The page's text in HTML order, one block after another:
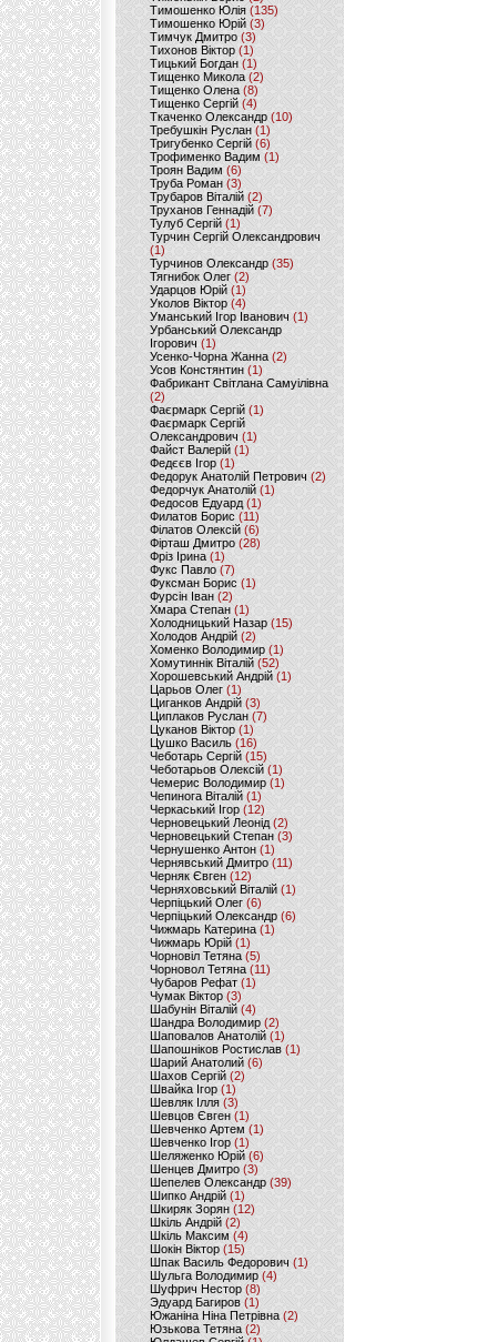
Тимошенко Юлія (135)
Тимошенко Юрій(3)
Тимчук Дмитро (3)
Тихонов Віктор (1)
Тицький Богдан (1)
Тищенко Микола (2)
Тищенко Олена (8)
Тищенко Сергій (4)
Ткаченко Олександр (10)
Требушкін Руслан (1)
Тригубенко Сергій(6)
Трофименко Вадим (1)
Троян Вадим (6)
Труба Роман(3)
Трубаров Віталій (2)
Труханов Геннадій (7)
Тулуб Сергій(1)
Турчин Сергій Олександрович
(1)
Турчинов Олександр(35)
Тягнибок Олег (2)
Ударцов Юрій (1)
Уколов Віктор(4)
Уманський Ігор Іванович(1)
Урбанський Олександр
Ігорович (1)
Усенко-Чорна Жанна (2)
Усов Констянтин(1)
Фабрикант Світлана Самуілівна
(2)
Фаєрмарк Сергій(1)
Фаєрмарк Сергій
Олександрович (1)
Файст Валерій(1)
Федєєв Ігор (1)
Федорук Анатолій Петрович (2)
Федорчук Анатолій (1)
Федосов Едуард (1)
Филатов Борис (11)
Філатов Олексій (6)
Фірташ Дмитро (28)
Фріз Ірина (1)
Фукс Павло (7)
Фуксман Борис (1)
Фурсін Іван (2)
Хмара Степан(1)
Холодницький Назар(15)
Холодов Андрій (2)
Хоменко Володимир (1)
Хомутиннік Віталій (52)
Хорошевський Андрій (1)
Царьов Олег (1)
Циганков Андрій (3)
Циплаков Руслан(7)
Цуканов Віктор (1)
Цушко Василь (16)
Чеботарь Сергій (15)
Чеботарьов Олексій (1)
Чемерис Володимир (1)
Чепинога Віталій (1)
Черкаський Ігор (12)
Черновецький Леонід(2)
Черновецький Степан (3)
Чернушенко Антон (1)
Чернявський Дмитро(11)
Черняк Євген(12)
Черняховський Віталій (1)
Черпіцький Олег (6)
Черпіцький Олександр (6)
Чижмарь Катерина (1)
Чижмарь Юрій (1)
Чорновіл Тетяна (5)
Чорновол Тетяна (11)
Чубаров Рефат (1)
Чумак Віктор(3)
Шабунін Віталій (4)
Шандра Володимир (2)
Шаповалов Анатолій(1)
Шапошніков Ростислав(1)
Шарий Анатолий(6)
Шахов Сергій(2)
Швайка Ігор (1)
Шевляк Ілля (3)
Шевцов Євген (1)
Шевченко Артем(1)
Шевченко Ігор(1)
Шеляженко Юрій (6)
Шенцев Дмитро (3)
Шепелев Олександр (39)
Шипко Андрій(1)
Шкиряк Зорян(12)
Шкіль Андрій(2)
Шкіль Максим (4)
Шокін Віктор (15)
Шпак Василь Федорович (1)
Шульга Володимир (4)
Шуфрич Нестор(8)
Эдуард Багиров (1)
Южаніна Ніна Петрівна (2)
Юзькова Тетяна(2)